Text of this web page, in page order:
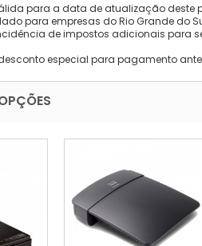
para a data de atualização deste
para empresas do Rio Grande do
de impostos adicionais para
especial para pagamento